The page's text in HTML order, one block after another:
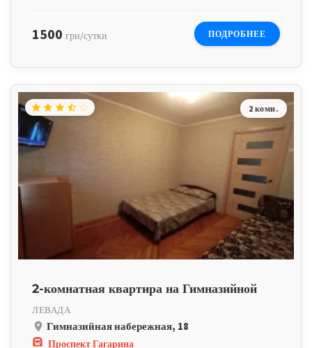
1500 грн/сутки ПОДРОБНЕЕ
2 комн.
starstarstarstar_half star_border
2-комнатная квартира на Гимназийной
ЛЕВАДА
place Гимназийная набережная, 18
subway Проспект Гагарина